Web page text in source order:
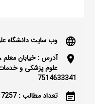
language وب سایت دانشگاه
location_on
آدرس : خیابان معلم
علوم پزشکی و
7514633341
event_note تعداد مطالب : 7257